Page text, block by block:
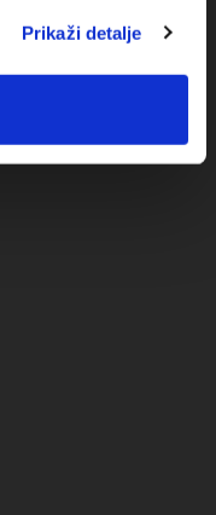
Prikaži detalje